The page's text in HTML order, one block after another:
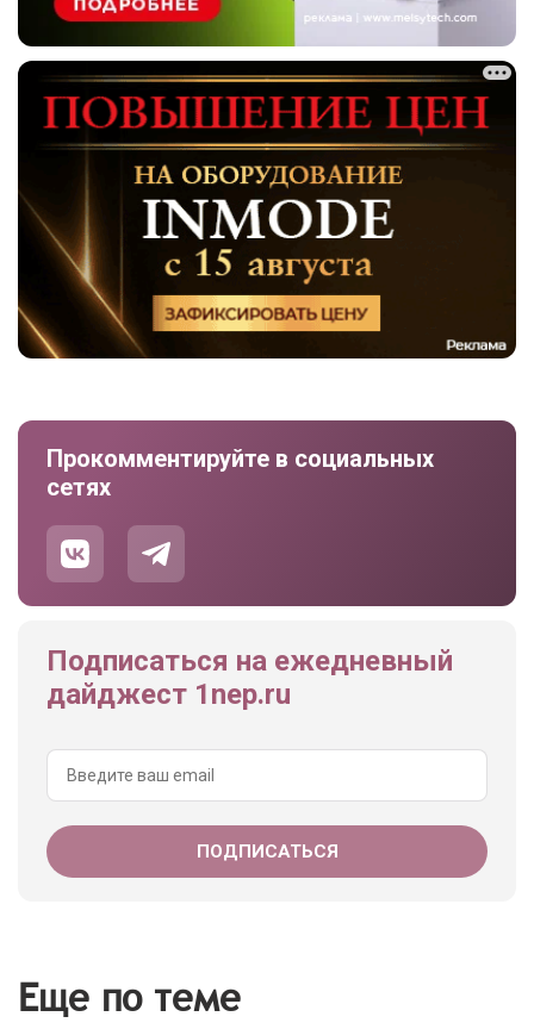
Прокомментируйте в социальных
сетях
Подписаться на ежедневный
дайджест 1nep.ru
Еще по теме